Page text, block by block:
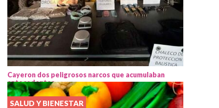
Cayeron dos peligrosos narcos que acumulaban
antecedentes
SALUD Y BIENESTAR